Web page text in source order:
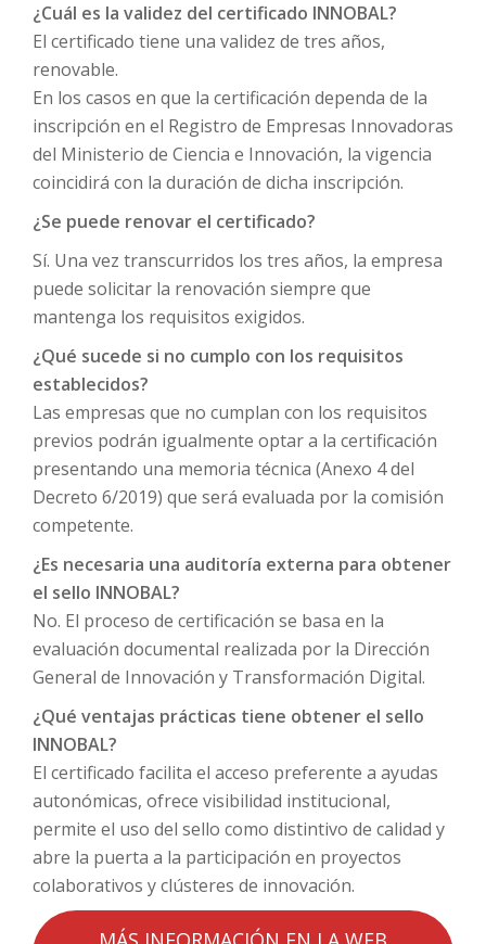
¿Cuál es la validez del certificado INNOBAL?
El certificado tiene una validez de tres años,
renovable.
En los casos en que la certificación dependa de la
inscripción en el Registro de Empresas Innovadoras
del Ministerio de Ciencia e Innovación, la vigencia
coincidirá con la duración de dicha inscripción.
¿Se puede renovar el certificado?
Sí. Una vez transcurridos los tres años, la empresa
puede solicitar la renovación siempre que
mantenga los requisitos exigidos.
¿Qué sucede si no cumplo con los requisitos
establecidos?
Las empresas que no cumplan con los requisitos
previos podrán igualmente optar a la certificación
presentando una memoria técnica (Anexo 4 del
Decreto 6/2019) que será evaluada por la comisión
competente.
¿Es necesaria una auditoría externa para obtener
el sello INNOBAL?
No. El proceso de certificación se basa en la
evaluación documental realizada por la Dirección
General de Innovación y Transformación Digital.
¿Qué ventajas prácticas tiene obtener el sello
INNOBAL?
El certificado facilita el acceso preferente a ayudas
autonómicas, ofrece visibilidad institucional,
permite el uso del sello como distintivo de calidad y
abre la puerta a la participación en proyectos
colaborativos y clústeres de innovación.